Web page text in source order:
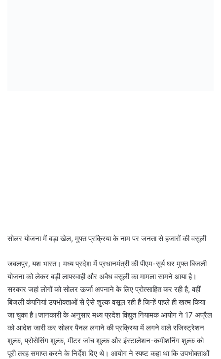
सोलर योजना में बड़ा खेल, मुफ्त प्रक्रिया के नाम पर जनता से हजारों की वसूली
जबलपुर, यश भारत। मध्य प्रदेश में प्रधानमंत्री की पीएम-सूर्य घर मुफ्त बिजली
योजना को लेकर बड़ी लापरवाही और अवैध वसूली का मामला सामने आया है।
सरकार जहां लोगों को सोलर ऊर्जा अपनाने के लिए प्रोत्साहित कर रही है, वहीं
बिजली कंपनियां उपभोक्ताओं से ऐसे शुल्क वसूल रही हैं जिन्हें पहले ही खत्म किया
जा चुका है।जानकारी के अनुसार मध्य प्रदेश विद्युत नियामक आयोग ने 17 अप्रैल
को आदेश जारी कर सोलर पैनल लगाने की प्रक्रिया में लगने वाले रजिस्ट्रेशन
शुल्क, प्रोसेसिंग शुल्क, मीटर जांच शुल्क और इंस्टालेशन-कमीशनिंग शुल्क को
पूरी तरह समाप्त करने के निर्देश दिए थे। आयोग ने स्पष्ट कहा था कि उपभोक्ताओं